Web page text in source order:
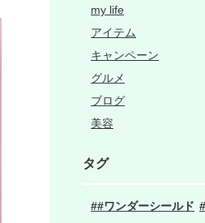
my life
アイテム
キャンペーン
グルメ
ブログ
美容
タグ
#ワンダーシールド